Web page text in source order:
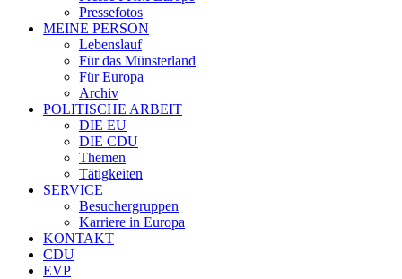
Pressefotos
MEINE PERSON
Lebenslauf
Für das Münsterland
Für Europa
Archiv
POLITISCHE ARBEIT
DIE EU
DIE CDU
Themen
Tätigkeiten
SERVICE
Besuchergruppen
Karriere in Europa
KONTAKT
CDU
EVP